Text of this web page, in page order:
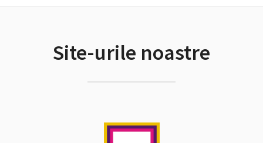
Site-urile noastre